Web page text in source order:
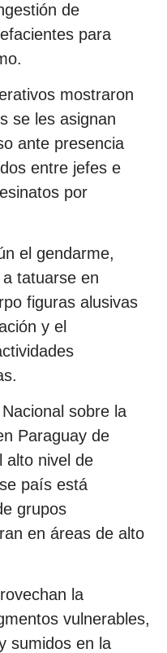
de
para
mostraron
se les asignan
ante presencia
entre jefes e
por
el gendarme,
tatuarse en
figuras alusivas
y el
sobre la
Paraguay de
alto nivel de
país está
grupos
en áreas de alto
la
vulnerables,
sumidos en la